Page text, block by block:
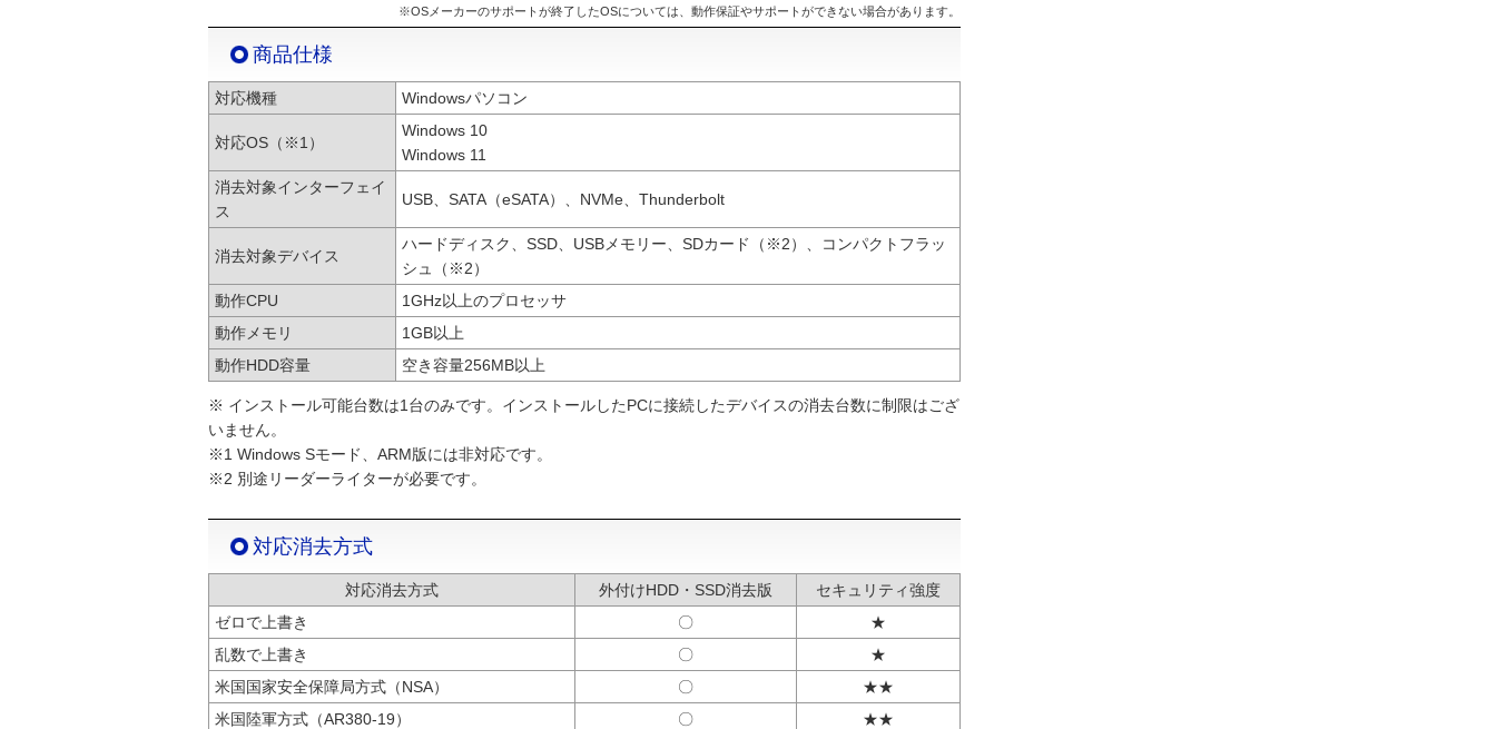
※OSメーカーのサポートが終了したOSについては、動作保証やサポートができない場合があります。
商品仕様
対応機種 Windowsパソコン
対応OS（※1）
Windows 10
Windows 11
消去対象インターフェイ
ス
USB、SATA（eSATA）、NVMe、Thunderbolt
消去対象デバイス
ハードディスク、SSD、USBメモリー、SDカード（※2）、コンパクトフラッ
シュ（※2）
動作CPU
1GHz以上のプロセッサ
動作メモリ
1GB以上
動作HDD容量
空き容量256MB以上
※ インストール可能台数は1台のみです。インストールしたPCに接続したデバイスの消去台数に制限はござ
いません。
※1 Windows Sモード、ARM版には非対応です。
※2 別途リーダーライターが必要です。
対応消去方式
対応消去方式 外付けHDD・SSD消去版
セキュリティ強度
ゼロで上書き
〇
★
乱数で上書き
〇
★
米国国家安全保障局方式（NSA）
〇
★★
米国陸軍方式（AR380-19）
〇
★★